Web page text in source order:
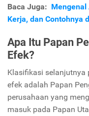
Baca Juga: Mengenal
Kerja, dan Contohnya
Apa Itu Papan
Efek?
Klasifikasi selanjutnya
efek adalah Papan
perusahaan yang
masuk pada Papan